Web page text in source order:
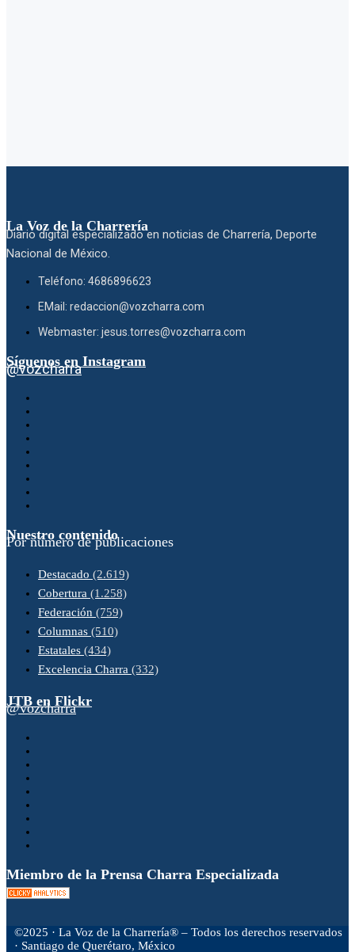
La Voz de la Charrería
Diario digital especializado en noticias de Charrería, Deporte
Nacional de México.
Teléfono: 4686896623
EMail: redaccion@vozcharra.com
Webmaster: jesus.torres@vozcharra.com
Síguenos en Instagram
@vozcharra
Nuestro contenido
Por número de publicaciones
Destacado (2.619)
Cobertura (1.258)
Federación (759)
Columnas (510)
Estatales (434)
Excelencia Charra (332)
JTB en Flickr
@vozcharra
Miembro de la Prensa Charra Especializada
©2025 · La Voz de la Charrería® – Todos los derechos reservados
· Santiago de Querétaro, México